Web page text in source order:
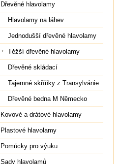
Dřevěné hlavolamy
Hlavolamy na láhev
Jednodušší dřevěné hlavolamy
Těžší dřevěné hlavolamy
Dřevěné skládací
Tajemné skříňky z Transylvánie
Dřevěné bedna M Německo
Kovové a drátové hlavolamy
Plastové hlavolamy
Pomůcky pro výuku
Sady hlavolamů